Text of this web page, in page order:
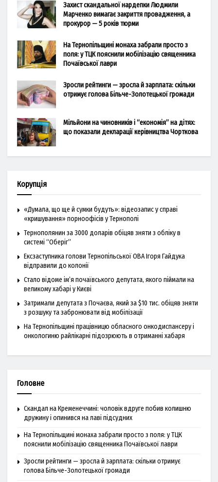
Захист скандальної нардепки Людмили
Марченко вимагає закриття провадження, а
прокурор — 5 років тюрми
На Тернопільщині монаха забрали просто з
поля: у ТЦК пояснили мобілізацію священника
Почаївської лаври
Зросли рейтинги — зросла й зарплата: скільки
отримує голова Більче-Золотецької громади
Мільйони на чиновників і “економія” на дітях:
що показали декларації керівництва Чорткова
Корупція
«Думала, що ще й сумки будуть»: відеозапис у справі
«кришування» порноофісів у Тернополі
Тернополянин за 3000 доларів обіцяв зняти з обліку в
системі “Оберіг”
Ексзаступника голови Тернопільської ОВА Ігоря Гайдука
відправили до колонії
Стало відоме ім’я почаївського депутата, якого піймали на
великому хабарі у Києві
Затримали депутата з Почаєва, який за $10 тис. обіцяв зняти
з розшуку та забронювати від мобілізації
На Тернопільщині працівницю обласного онкодиспансеру і
онкологиню райлікарні підозрюють в отриманні хабаря
Головне
Скандал на Кременеччині: чоловік вдруге побив колишню
дружину і опинився на лаві підсудних
На Тернопільщині монаха забрали просто з поля: у ТЦК
пояснили мобілізацію священника Почаївської лаври
Зросли рейтинги — зросла й зарплата: скільки отримує
голова Більче-Золотецької громади